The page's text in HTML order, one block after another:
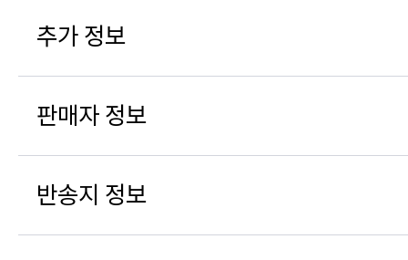
추가 정보
판매자 정보
반송지 정보